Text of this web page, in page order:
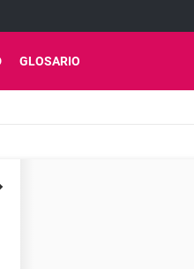
GLOSARIO